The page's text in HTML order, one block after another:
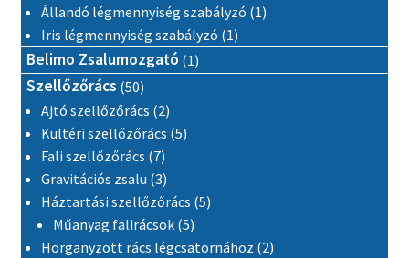
Állandó légmennyiség szabályzó 11 termék
Iris légmennyiség szabályzó 11 termék
Belimo Zsalumozgató 11 termék
Szellőzőrács 5050 termék
Ajtó szellőzőrács 22 termék
Kültéri szellőzőrács 55 termék
Fali szellőzőrács 77 termék
Gravitációs zsalu 33 termék
Háztartási szellőzőrács 55 termék
Műanyag falirácsok 55 termék
Horganyzott rács légcsatornához 22 termék